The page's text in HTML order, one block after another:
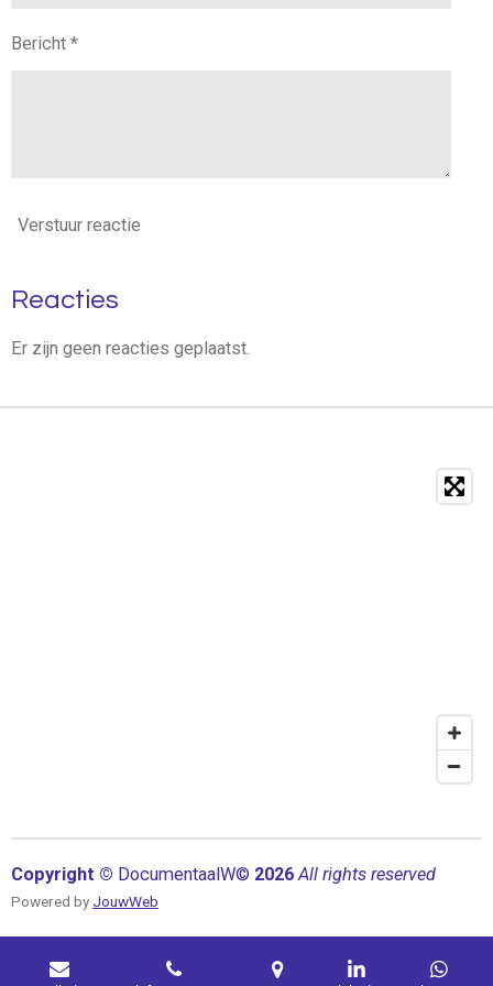
Bericht *
Verstuur reactie
Reacties
Er zijn geen reacties geplaatst.
Copyright © DocumentaalW© 2026All rights reserved
Powered by JouwWeb